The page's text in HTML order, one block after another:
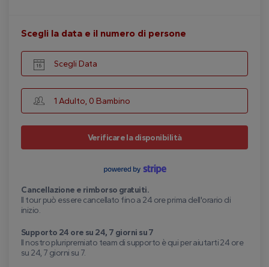
Scegli la data e il numero di persone
Scegli Data
1 Adulto, 0 Bambino
Verificare la disponibilità
Cancellazione e rimborso gratuiti.
Il tour può essere cancellato fino a 24 ore prima dell'orario di
inizio.
Supporto 24 ore su 24, 7 giorni su 7
Il nostro pluripremiato team di supporto è qui per aiutarti 24 ore
su 24, 7 giorni su 7.